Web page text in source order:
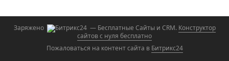
Заряжено — Бесплатные Сайты и CRM. Конструктор
сайтов с нуля бесплатно
Пожаловаться на контент cайта в Битрикс24